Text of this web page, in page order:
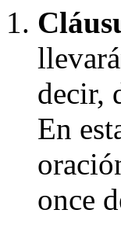
decir,
En
once